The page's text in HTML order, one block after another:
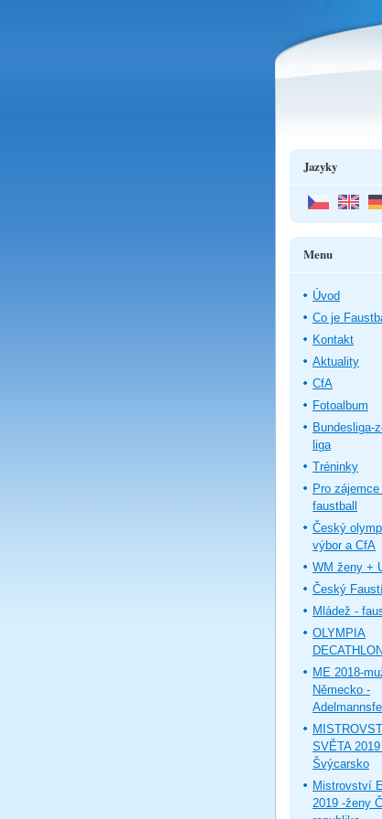
Jazyky
Menu
Úvod
Co je
Kontakt
Aktuality
CfA
Fotoalbum
Bundesliga-
liga
Tréninky
Pro zájemce
faustball
Český
výbor a CfA
WM ženy +
Český
Mládež -
OLYMPIA
DECATHLON
ME 2018-
Německo -
SVĚTA
Švýcarsko
Mistrovství
2019 -ženy